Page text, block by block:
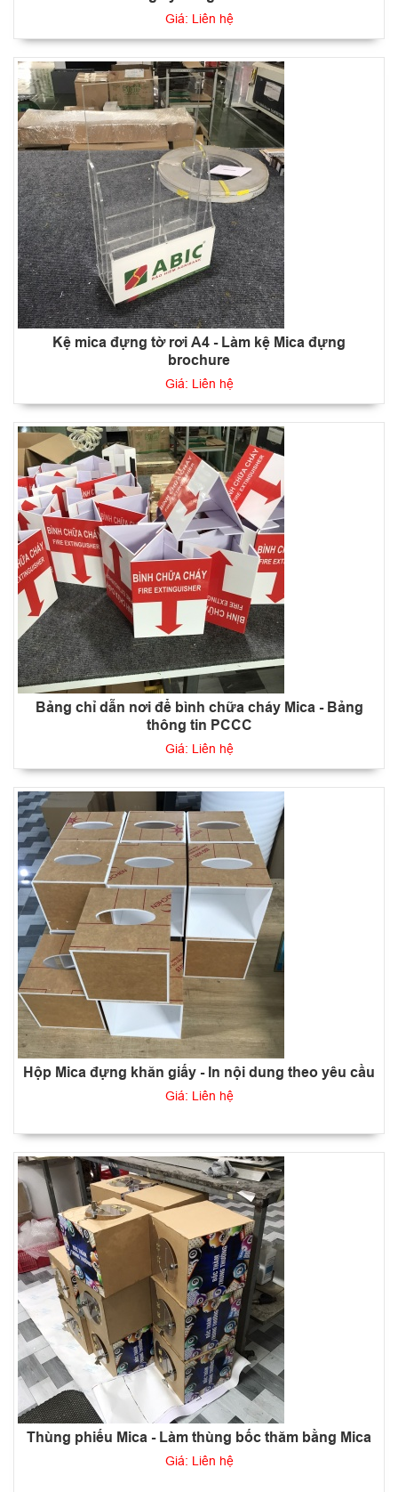
Giá: Liên hệ
Kệ mica đựng tờ rơi A4 - Làm kệ Mica đựng
brochure
Giá: Liên hệ
Bảng chỉ dẫn nơi để bình chữa cháy Mica - Bảng
thông tin PCCC
Giá: Liên hệ
Hộp Mica đựng khăn giấy - In nội dung theo yêu cầu
Giá: Liên hệ
Thùng phiếu Mica - Làm thùng bốc thăm bằng Mica
Giá: Liên hệ